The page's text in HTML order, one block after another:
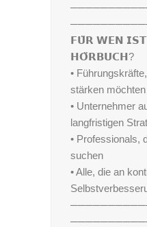
𝗙𝗨̈𝗥 𝗪𝗘𝗡 𝗜𝗦𝗧
𝗛𝗢̈𝗥𝗕𝗨𝗖𝗛?
•
stärken möchten
• Unternehmer
langfristigen
• Professionals,
suchen
• Alle, die an